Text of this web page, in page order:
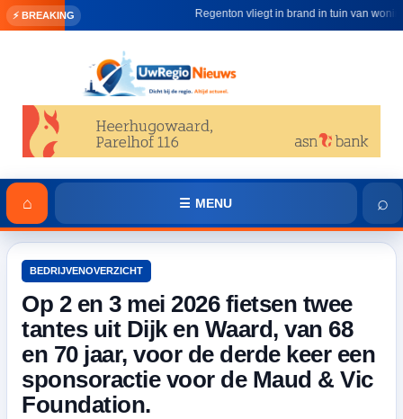
⚡ BREAKING Regenton vliegt in brand in tuin van woning in
⌂ ☰ MENU ⌕
BEDRIJVENOVERZICHT
Op 2 en 3 mei 2026 fietsen twee
tantes uit Dijk en Waard, van 68
en 70 jaar, voor de derde keer een
sponsoractie voor de Maud & Vic
Foundation.